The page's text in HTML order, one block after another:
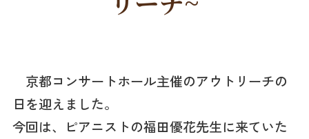
京都コンサートホール主催のアウトリーチの
日を迎えました。
今回は、ピアニストの福田優花先生に来ていた